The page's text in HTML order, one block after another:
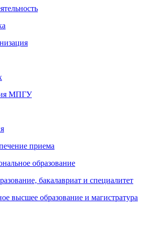
МПГУ
приема
образование
бакалавриат и специалитет
высшее образование и магистратура